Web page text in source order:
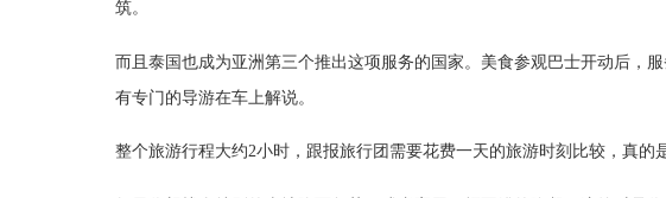
筑。
而且泰国也成为亚洲第三个推出这项服务的国家。美食参观巴士开动后，
有专门的导游在车上解说。
整个旅游行程大约2小时，跟报旅行团需要花费一天的旅游时刻比较，真的